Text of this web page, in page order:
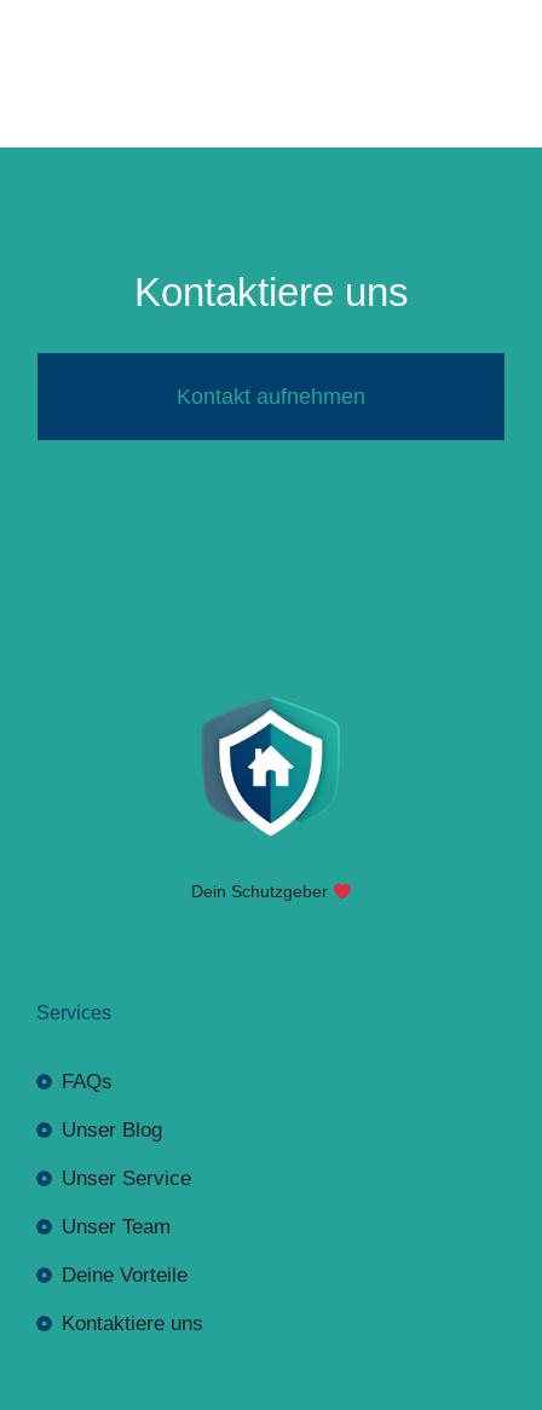
Kontaktiere uns
Kontakt aufnehmen
Dein Schutzgeber
Services
FAQs
Unser Blog
Unser Service
Unser Team
Deine Vorteile
Kontaktiere uns